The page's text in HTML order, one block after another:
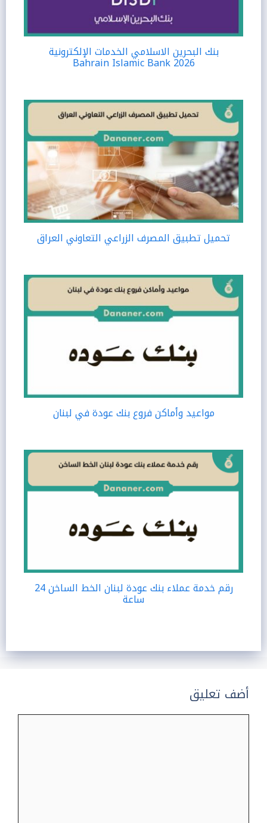
بنك البحرين الاسلامي الخدمات الإلكترونية
Bahrain Islamic Bank 2026
تحميل تطبيق المصرف الزراعي التعاوني العراق
مواعيد وأماكن فروع بنك عودة في لبنان
رقم خدمة عملاء بنك عودة لبنان الخط الساخن 24
ساعة
أضف تعليق